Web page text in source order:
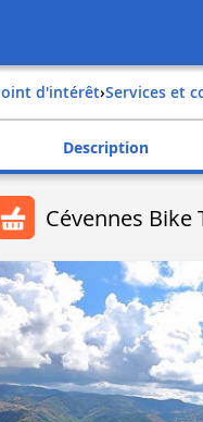
Point d'intérêt› Services et
Description
Cévennes Bike